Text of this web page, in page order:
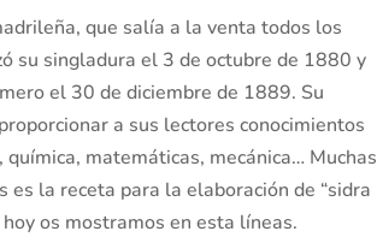
que salía a la venta todos los
su singladura el 3 de octubre de 1880 y
el 30 de diciembre de 1889. Su
a sus lectores conocimientos
matemáticas, mecánica… Muchas
la receta para la elaboración de “sidra
os mostramos en esta líneas.